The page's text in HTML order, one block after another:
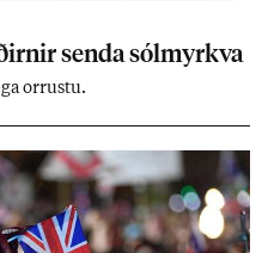
senda sól­myrkva
orr­ustu.